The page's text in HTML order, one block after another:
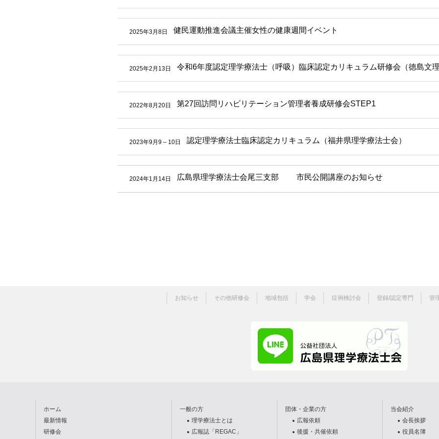
2025年3月8日 健民運動推進会議主催女性の健康週間イベント
2025年2月13日 令和6年度認定理学療法士（呼吸）臨床認定カリキュラム研修会（徳島文
2022年8月20日 第27回訪問リハビリテーション管理者養成研修会STEP1
2023年9月9 – 10日 認定理学療法士臨床認定カリキュラム（福井県理学療法士会）
2024年1月14日 広島県理学療法士会尾三支部 市民公開講座のお知らせ
お知らせ その他研修会 地域包括 学会 症例検討会 登録/認定専門 管
ホーム
最新情報
研修会
一般の方
理学療法士とは
広報誌「REGAC」
団体・企業の方
広報依頼
後援・共催依頼
当会紹介
会長挨拶
役員名簿